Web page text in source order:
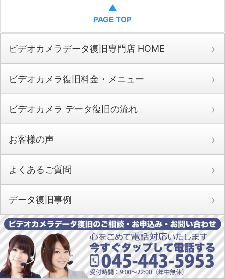
▲
PAGE TOP
ビデオカメラデータ復旧専門店 HOME
ビデオカメラ復旧料金・メニュー
ビデオカメラ データ復旧の流れ
お客様の声
よくあるご質問
データ復旧事例
ビデオカメラデータ復旧専門店